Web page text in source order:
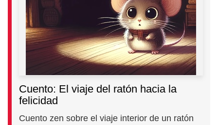
Cuento: El viaje del ratón hacia la
felicidad
Cuento zen sobre el viaje interior de un ratón